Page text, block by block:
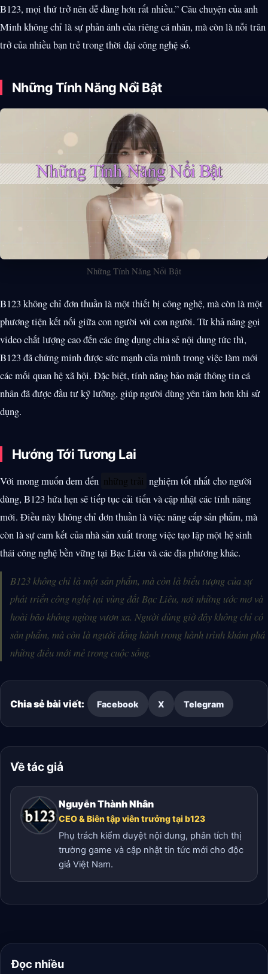
B123, mọi thứ trở nên dễ dàng hơn rất nhiều.” Câu chuyện của anh
Minh không chỉ là sự phản ánh của riêng cá nhân, mà còn là nỗi trăn
trở của nhiều bạn trẻ trong thời đại công nghệ số.
Những Tính Năng Nổi Bật
Những Tính Năng Nổi Bật
B123 không chỉ đơn thuần là một thiết bị công nghệ, mà còn là một
phương tiện kết nối giữa con người với con người. Từ khả năng gọi
video chất lượng cao đến các ứng dụng chia sẻ nội dung tức thì,
B123 đã chứng minh được sức mạnh của mình trong việc làm mới
các mối quan hệ xã hội. Đặc biệt, tính năng bảo mật thông tin cá
nhân đã được đầu tư kỹ lưỡng, giúp người dùng yên tâm hơn khi sử
dụng.
Hướng Tới Tương Lai
Với mong muốn đem đến những trải nghiệm tốt nhất cho người
dùng, B123 hứa hẹn sẽ tiếp tục cải tiến và cập nhật các tính năng
mới. Điều này không chỉ đơn thuần là việc nâng cấp sản phẩm, mà
còn là sự cam kết của nhà sản xuất trong việc tạo lập một hệ sinh
thái công nghệ bền vững tại Bạc Liêu và các địa phương khác.
B123 không chỉ là một sản phẩm, mà còn là biểu tượng của sự
phát triển công nghệ tại vùng đất Bạc Liêu, nơi những ước mơ và
hoài bão không ngừng vươn xa. Người dùng giờ đây không chỉ có
sản phẩm, mà còn là người đồng hành trong hành trình khám phá
những điều mới mẻ trong cuộc sống.
Chia sẻ bài viết: Facebook X Telegram
Về tác giả
Nguyễn Thành Nhân
CEO & Biên tập viên trưởng tại b123
Phụ trách kiểm duyệt nội dung, phân tích thị
trường game và cập nhật tin tức mới cho độc
giả Việt Nam.
Đọc nhiều